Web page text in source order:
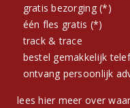
gratis bezorging (*)
één fles gratis (*)
track & trace
bestel gemakkelijk
ontvang persoonlijk
lees hier meer over